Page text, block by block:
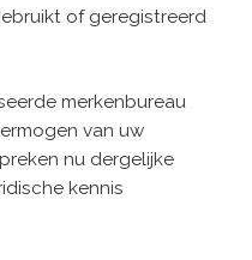
of geregistreerd
merkenbureau
van uw
nu dergelijke
kennis